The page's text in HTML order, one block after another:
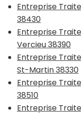
Entreprise
38430
Entreprise
Vercieu 38390
Entreprise
St-Martin 38330
Entreprise
38510
Entreprise